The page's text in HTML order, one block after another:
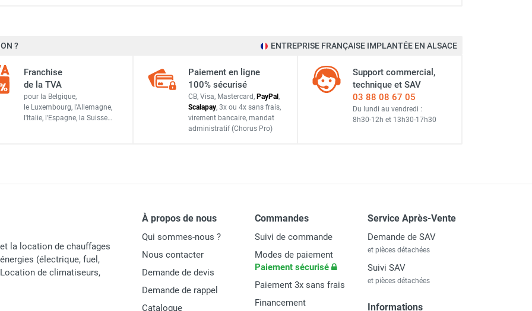
Carbone
ACCESSOIRES
Air Design - Ø 140 cm - VORTICE-AXELAIR
Design - Ø 140 cm - VORTICE-AXELAIR
Air Design - Ø 120 cm - VORTICE-AXELAIR
? ENTREPRISE FRANÇAISE IMPLANTÉE EN ALSACE
Franchise
de la TVA
pour la Belgique,
le Luxembourg, l'Allemagne,
l'Italie, l'Espagne, la Suisse…
Paiement en ligne
100% sécurisé
CB, Visa, Mastercard, PayPal ,
Scalapay, 3x ou 4x sans frais,
virement bancaire, mandat
administratif (Chorus Pro)
Support commercial,
technique et SAV
03 88 08 67 05
Du lundi au vendredi :
8h30-12h et 13h30-17h30
la location de chauffages
(électrique, fuel,
de climatiseurs,
À propos de nous
Qui sommes-nous ?
Nous contacter
Demande de devis
Demande de rappel
Catalogue
Commandes
Suivi de commande
Modes de paiement
Paiement sécurisé
Paiement 3x sans frais
Financement
Service Après-Vente
Demande de SAV
et pièces détachées
Suivi SAV
et pièces détachées
Informations